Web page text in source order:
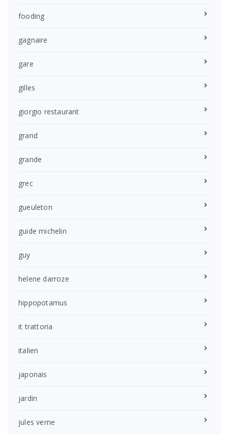
fooding
gagnaire
gare
gilles
giorgio restaurant
grand
grande
grec
gueuleton
guide michelin
guy
helene darroze
hippopotamus
it trattoria
italien
japonais
jardin
jules verne